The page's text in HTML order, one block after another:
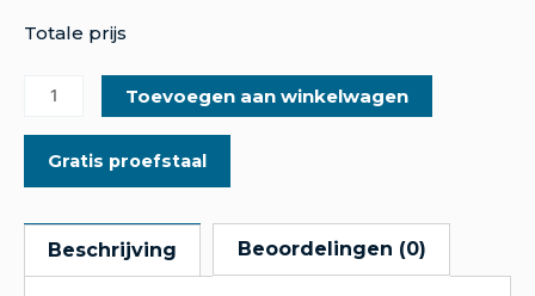
Totale prijs
Toevoegen aan winkelwagen
Gratis proefstaal
Beschrijving Beoordelingen (0)